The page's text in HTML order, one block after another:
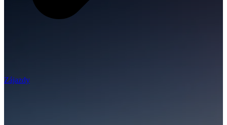
Zájazdy